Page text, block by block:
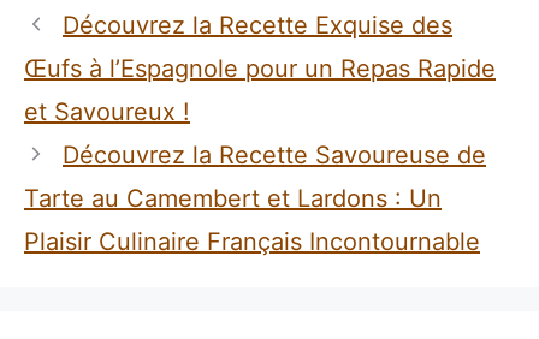
Découvrez la Recette Exquise des
Œufs à l’Espagnole pour un Repas Rapide
et Savoureux !
Découvrez la Recette Savoureuse de
Tarte au Camembert et Lardons : Un
Plaisir Culinaire Français Incontournable